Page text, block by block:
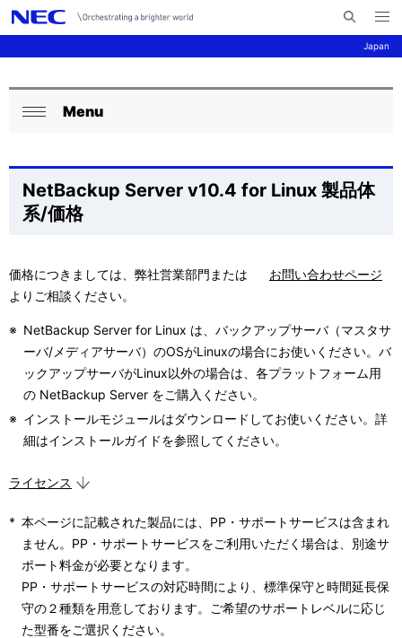
Japan
イ
内
メ
ニ
ュ
開
ナ
ー
サ
イ
内
の
在
置
を
表
示
し
て
い
ま
す
ロ
カ
ル
ビ
ー
シ
ョ
ン
Menu
NetBackup Server v10.4 for Linux 製品体
系/価格
価格につきましては、弊社営業部門または
お問い合わせページ
よりご相談ください。
※ NetBackup Server for Linux は、バックアップサーバ（マスタサ
ーバ/メディアサーバ）のOSがLinuxの場合にお使いください。バ
ックアップサーバがLinux以外の場合は、各プラットフォーム用
の NetBackup Server をご購入ください。
※ インストールモジュールはダウンロードしてお使いください。詳
細はインストールガイドを参照してください。
ライセンス
* 本ページに記載された製品には、PP・サポートサービスは含まれ
ません。PP・サポートサービスをご利用いただく場合は、別途サ
ポート料金が必要となります。
PP・サポートサービスの対応時間により、標準保守と時間延長保
守の２種類を用意しております。ご希望のサポートレベルに応じ
た型番をご選択ください。